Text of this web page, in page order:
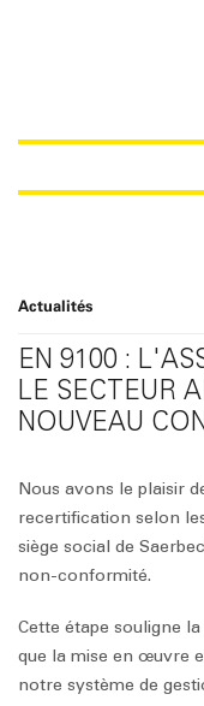
Actualités
EN 9100 :
LE SECTEUR
NOUVEAU
Nous avons le plaisir
recertification selon
siège social de
non-conformité.
Cette étape souligne
que la mise en œuvre
notre système de